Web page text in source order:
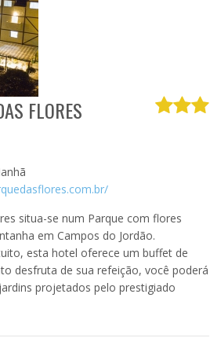
FLORES
situa-se num Parque com flores
em Campos do Jordão.
esta hotel oferece um buffet de
desfruta de sua refeição, você poderá
projetados pelo prestigiado